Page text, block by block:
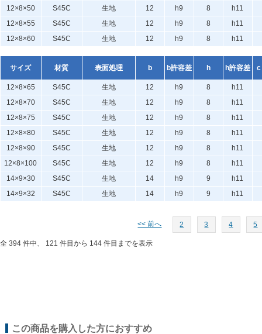
12×8×50 S45C 生地 12 h9 8
h11
12×8×55
S45C 生地 12 h9 8
h11
12×8×60
S45C 生地 12 h9 8 h11
サイズ 材質 表面処理 b b許容差 h h許容差 c
12×8×65 S45C 生地 12 h9 8
h11
12×8×70
S45C 生地 12 h9 8
h11
12×8×75
S45C 生地 12 h9 8
h11
12×8×80
S45C 生地 12 h9 8
h11
12×8×90
S45C 生地 12 h9 8
h11
12×8×100
S45C 生地 12 h9 8
h11
14×9×30
S45C 生地 14 h9 9
h11
14×9×32
S45C 生地 14 h9 9 h11
<< 前へ 2 3 4 5
全 394 件中、 121 件目から 144 件目までを表示
この商品を購入した方におすすめ